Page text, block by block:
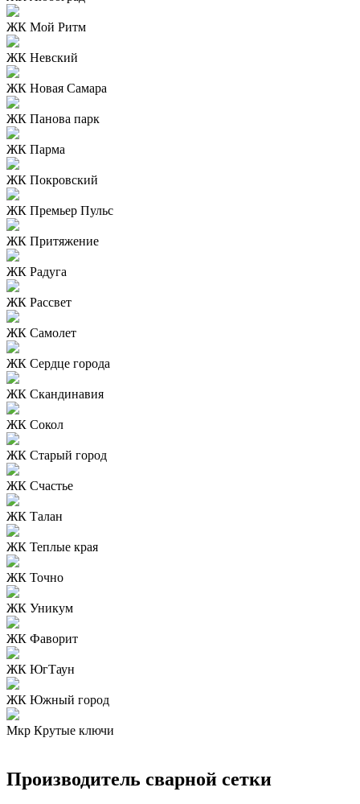
ЖК Мой Ритм
ЖК Невский
ЖК Новая Самара
ЖК Панова парк
ЖК Парма
ЖК Покровский
ЖК Премьер Пульс
ЖК Притяжение
ЖК Радуга
ЖК Рассвет
ЖК Самолет
ЖК Сердце города
ЖК Скандинавия
ЖК Сокол
ЖК Старый город
ЖК Счастье
ЖК Талан
ЖК Теплые края
ЖК Точно
ЖК Уникум
ЖК Фаворит
ЖК ЮгТаун
ЖК Южный город
Мкр Крутые ключи
Производитель сварной сетки